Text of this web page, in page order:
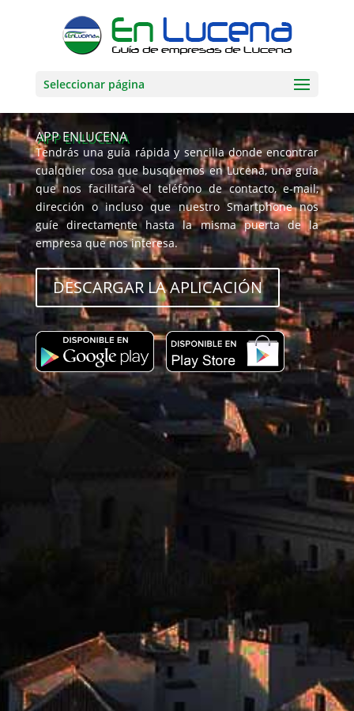
Seleccionar página
APP ENLUCENA
Tendrás una guía rápida y sencilla donde encontrar
cualquier cosa que busquemos en Lucena, una guía
que nos facilitará el teléfono de contacto, e-mail,
dirección o incluso que nuestro Smartphone nos
guíe directamente hasta la misma puerta de la
empresa que nos interesa.
DESCARGAR LA APLICACIÓN